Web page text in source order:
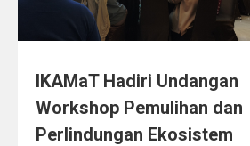
IKAMaT Hadiri Undangan
Workshop Pemulihan dan
Perlindungan Ekosistem